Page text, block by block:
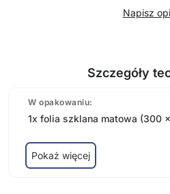
Napisz
Szczegóły
W opakowaniu:
1x folia szklana matowa (300
Pokaż więcej